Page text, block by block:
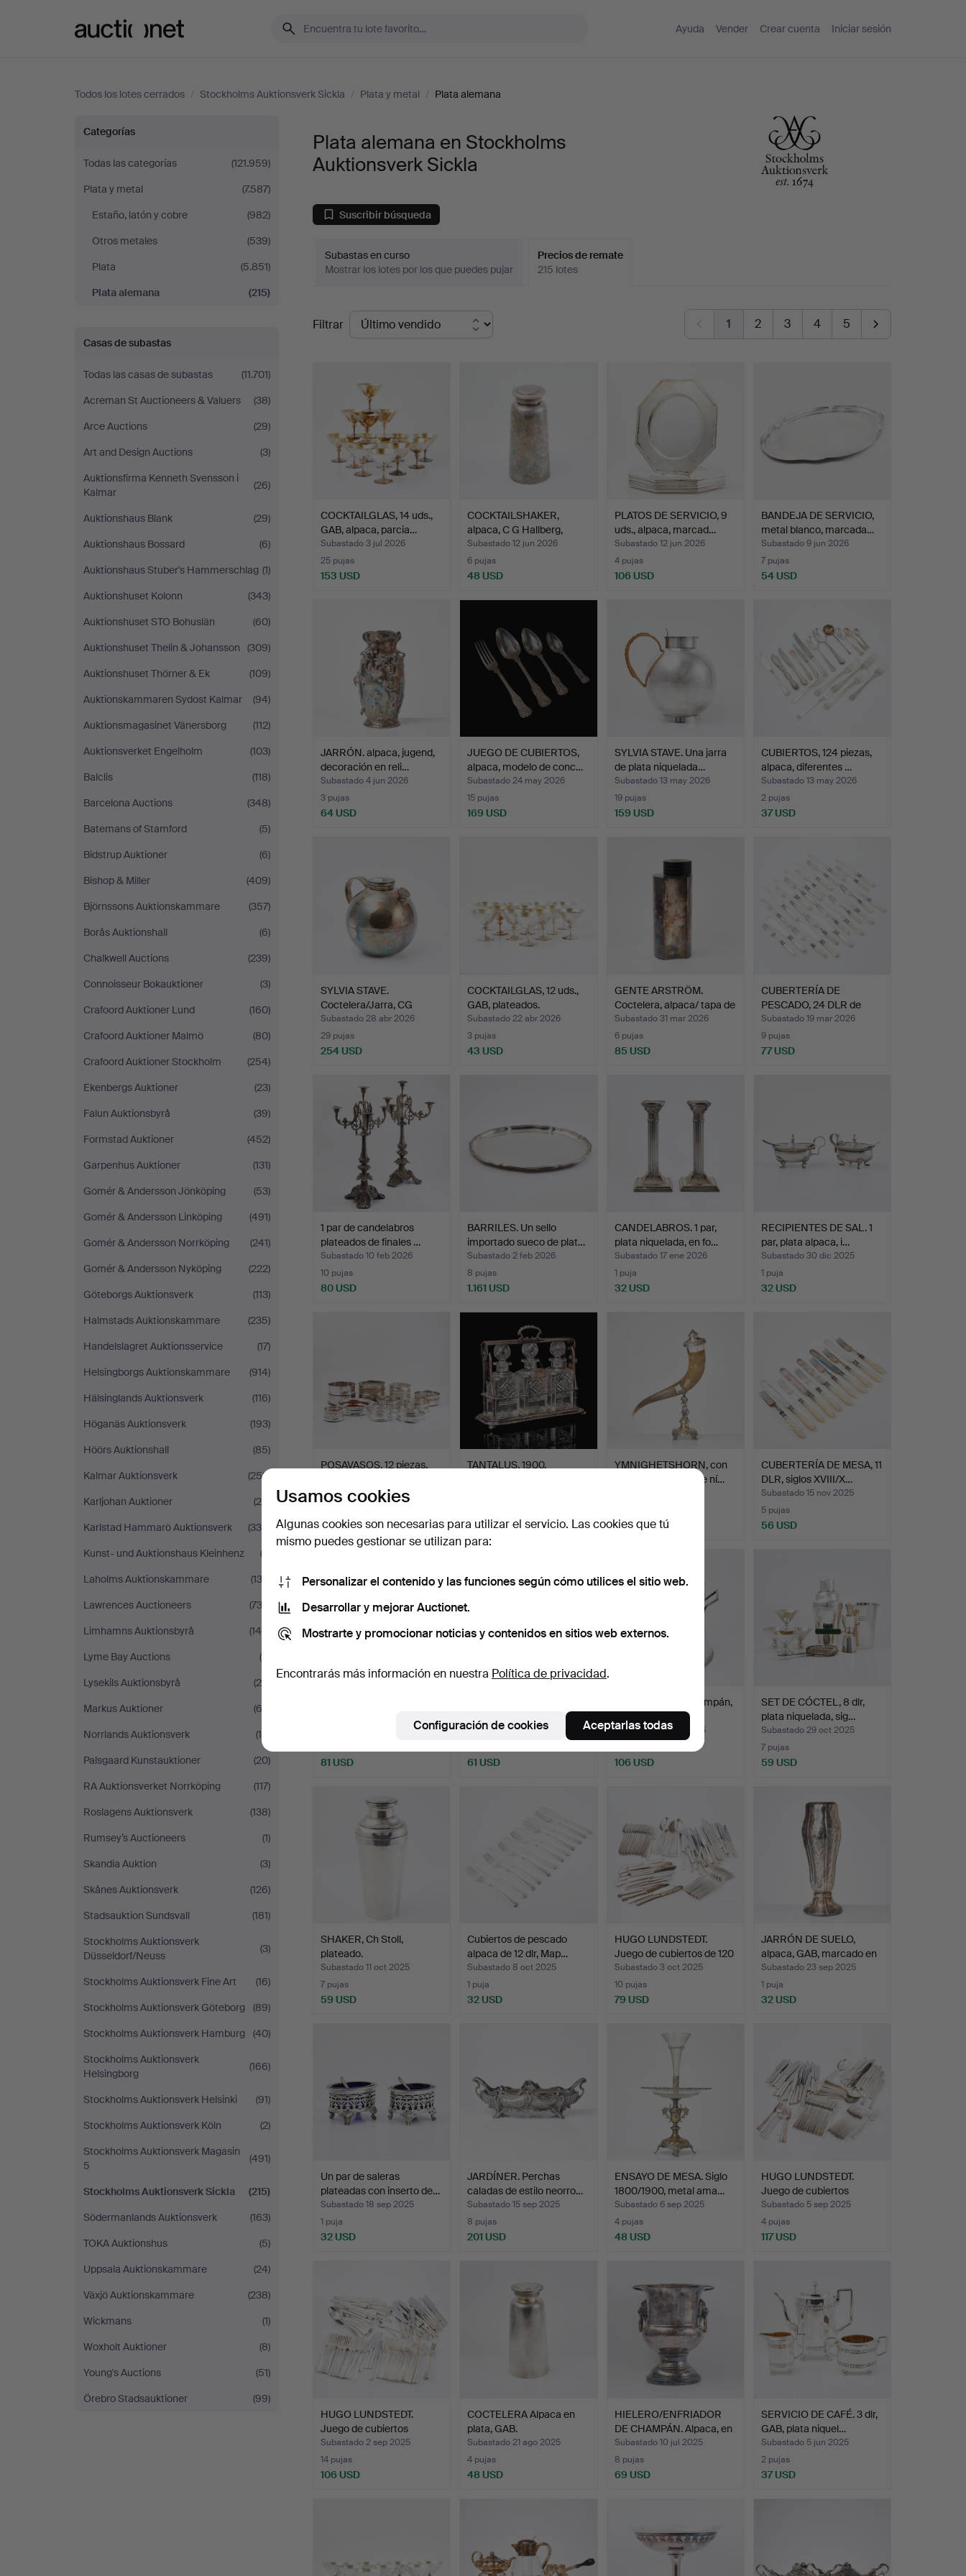
Ayuda Vender Crear cuenta Iniciar sesión
Todos los lotes cerrados / Stockholms Auktionsverk Sickla / Plata y metal / Plata alemana
Plata
alemana
en
Stockholms
Auktionsverk
Sickla
Categorías
Todas las categorías
(121.959)
Plata y metal
(7.587)
Estaño, latón y cobre
(982)
Otros metales
(539)
Plata
(5.851)
Plata alemana
(215)
Casas de subastas
Todas las casas de subastas
(11.701)
Acreman St Auctioneers & Valuers
(38)
Arce Auctions
(29)
Art and Design Auctions
(3)
Auktionsfirma Kenneth Svensson i
Kalmar
(26)
Auktionshaus Blank
(29)
Auktionshaus Bossard
(6)
Auktionshaus Stuber's Hammerschlag (1)
Auktionshuset Kolonn
(343)
Auktionshuset STO Bohuslän
(60)
Auktionshuset Thelin & Johansson
(309)
Auktionshuset Thörner & Ek
(109)
Auktionskammaren Sydost Kalmar
(94)
Auktionsmagasinet Vänersborg
(112)
Auktionsverket Engelholm
(103)
Balclis
(118)
Barcelona Auctions
(348)
Batemans of Stamford
(5)
Bidstrup Auktioner
(6)
Bishop & Miller
(409)
Björnssons Auktionskammare
(357)
Borås Auktionshall
(6)
Chalkwell Auctions
(239)
Connoisseur Bokauktioner
(3)
Crafoord Auktioner Lund
(160)
Crafoord Auktioner Malmö
(80)
Crafoord Auktioner Stockholm
(254)
Ekenbergs Auktioner
(23)
Falun Auktionsbyrå
(39)
Formstad Auktioner
(452)
Garpenhus Auktioner
(131)
Gomér & Andersson Jönköping
(53)
Gomér & Andersson Linköping
(491)
Gomér & Andersson Norrköping
(241)
Gomér & Andersson Nyköping
(222)
Göteborgs Auktionsverk
(113)
Halmstads Auktionskammare
(235)
Handelslagret Auktionsservice
(17)
Helsingborgs Auktionskammare
(914)
Hälsinglands Auktionsverk
(116)
Höganäs Auktionsverk
(193)
Höörs Auktionshall
(85)
Kalmar Auktionsverk
(253)
Karljohan Auktioner
(26)
Karlstad Hammarö Auktionsverk
(330)
Kunst- und Auktionshaus Kleinhenz
(3)
Laholms Auktionskammare
(132)
Lawrences Auctioneers
(732)
Limhamns Auktionsbyrå
(149)
Lyme Bay Auctions
(9)
Lysekils Auktionsbyrå
(28)
Markus Auktioner
(63)
Norrlands Auktionsverk
(16)
Palsgaard Kunstauktioner
(20)
RA Auktionsverket Norrköping
(117)
Roslagens Auktionsverk
(138)
Rumsey’s Auctioneers
(1)
Skandia Auktion
(3)
Skånes Auktionsverk
(126)
Stadsauktion Sundsvall
(181)
Stockholms Auktionsverk
Düsseldorf/Neuss
(3)
Stockholms Auktionsverk Fine Art
(16)
Stockholms Auktionsverk Göteborg
(89)
Stockholms Auktionsverk Hamburg
(40)
Stockholms Auktionsverk
Helsingborg
(166)
Stockholms Auktionsverk Helsinki
(91)
Stockholms Auktionsverk Köln
(2)
Stockholms Auktionsverk Magasin
5
(491)
Stockholms Auktionsverk Sickla
(215)
Södermanlands Auktionsverk
(163)
TOKA Auktionshus
(5)
Uppsala Auktionskammare
(24)
Växjö Auktionskammare
(238)
Wickmans
(1)
Woxholt Auktioner
(8)
Young's Auctions
(51)
Örebro Stadsauktioner
(99)
Plata alemana en Stockholms
Auktionsverk Sickla
Suscribir búsqueda
Subastas en curso
Mostrar los lotes por los que puedes pujar
Precios de remate
215 lotes
Precios
de
Filtrar 1 2 3 4 5
COCKTAILGLAS, 14 uds.,
GAB, alpaca, parcia…
Subastado 3 jul 2026
25 pujas
153 USD
COCKTAILSHAKER,
alpaca, C G Hallberg,
prim…
Subastado 12 jun 2026
6 pujas
48 USD
PLATOS DE SERVICIO, 9
uds., alpaca, marcad…
Subastado 12 jun 2026
4 pujas
106 USD
BANDEJA DE SERVICIO,
metal blanco, marcada…
Subastado 9 jun 2026
7 pujas
54 USD
JARRÓN. alpaca, jugend,
decoración en reli…
Subastado 4 jun 2026
3 pujas
64 USD
JUEGO DE CUBIERTOS,
alpaca, modelo de conc…
Subastado 24 may 2026
15 pujas
169 USD
SYLVIA STAVE. Una jarra
de plata niquelada…
Subastado 13 may 2026
19 pujas
159 USD
CUBIERTOS, 124 piezas,
alpaca, diferentes …
Subastado 13 may 2026
2 pujas
37 USD
SYLVIA STAVE.
Coctelera/Jarra, CG
Hallberg…
Subastado 28 abr 2026
29 pujas
254 USD
COCKTAILGLAS, 12 uds.,
GAB, plateados.
Subastado 22 abr 2026
3 pujas
43 USD
GENTE ARSTRÖM.
Coctelera, alpaca/ tapa de
…
Subastado 31 mar 2026
6 pujas
85 USD
CUBERTERÍA DE
PESCADO, 24 DLR de
alpaca, m…
Subastado 19 mar 2026
9 pujas
77 USD
1 par de candelabros
plateados de finales …
Subastado 10 feb 2026
10 pujas
80 USD
BARRILES. Un sello
importado sueco de plat…
Subastado 2 feb 2026
8 pujas
1.161 USD
CANDELABROS. 1 par,
plata niquelada, en fo…
Subastado 17 ene 2026
1 puja
32 USD
RECIPIENTES DE SAL. 1
par, plata alpaca, i…
Subastado 30 dic 2025
1 puja
32 USD
POSAVASOS. 12 piezas,
Subastado 29 dic 2025
275 USD
TANTALUS, 1900,
106 USD
YMNIGHETSHORN, con
cornucopia, plata de ní…
69 USD
CUBERTERÍA DE MESA, 11
DLR, siglos XVIII/X…
Subastado 15 nov 2025
5 pujas
56 USD
Subastado 14 nov 2025
81 USD
Art Nouveau, plata a…
Subastado 13 nov 2025
61 USD
Un enfriador de champán,
alpaca, del siglo…
Subastado 31 oct 2025
106 USD
SET DE CÓCTEL, 8 dlr,
plata niquelada, sig…
Subastado 29 oct 2025
7 pujas
59 USD
SHAKER, Ch Stoll,
plateado.
Subastado 11 oct 2025
7 pujas
59 USD
Cubiertos de pescado
alpaca de 12 dlr, Map…
Subastado 8 oct 2025
1 puja
32 USD
HUGO LUNDSTEDT.
Juego de cubiertos de 120
…
Subastado 3 oct 2025
10 pujas
79 USD
JARRÓN DE SUELO,
alpaca, GAB, marcado en
l…
Subastado 23 sep 2025
1 puja
32 USD
Un par de saleras
plateadas con inserto de…
Subastado 18 sep 2025
1 puja
32 USD
JARDÍNER. Perchas
caladas de estilo neorro…
Subastado 15 sep 2025
8 pujas
201 USD
ENSAYO DE MESA. Siglo
1800/1900, metal ama…
Subastado 6 sep 2025
4 pujas
48 USD
HUGO LUNDSTEDT.
Juego de cubiertos
«Stockh…
Subastado 5 sep 2025
4 pujas
117 USD
HUGO LUNDSTEDT.
Juego de cubiertos
«Stockh…
Subastado 2 sep 2025
14 pujas
106 USD
COCTELERA Alpaca en
plata, GAB.
Subastado 21 ago 2025
4 pujas
48 USD
HIELERO/ENFRIADOR
DE CHAMPÁN. Alpaca, en
f…
Subastado 10 jul 2025
8 pujas
69 USD
SERVICIO DE CAFÉ. 3 dlr,
GAB, plata niquel…
Subastado 5 jun 2025
2 pujas
37 USD
Usamos cookies
Algunas cookies son necesarias para utilizar el servicio. Las cookies que tú
mismo puedes gestionar se utilizan para:
Personalizar el contenido y las funciones según cómo utilices el sitio web.
Desarrollar y mejorar Auctionet.
Mostrarte y promocionar noticias y contenidos en sitios web externos.
Encontrarás más información en nuestra Política de privacidad.
Configuración de cookies Aceptarlas todas